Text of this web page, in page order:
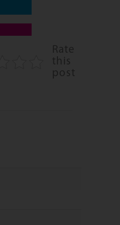
Rate
this
post